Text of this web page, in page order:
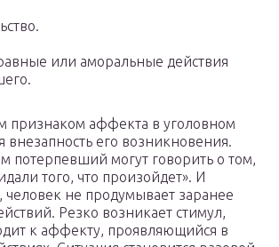
или аморальные действия
признаком аффекта в уголовном
внезапность его возникновения.
потерпевший могут говорить о том,
того, что произойдет». И
человек не продумывает заранее
Резко возникает стимул,
к аффекту, проявляющийся в